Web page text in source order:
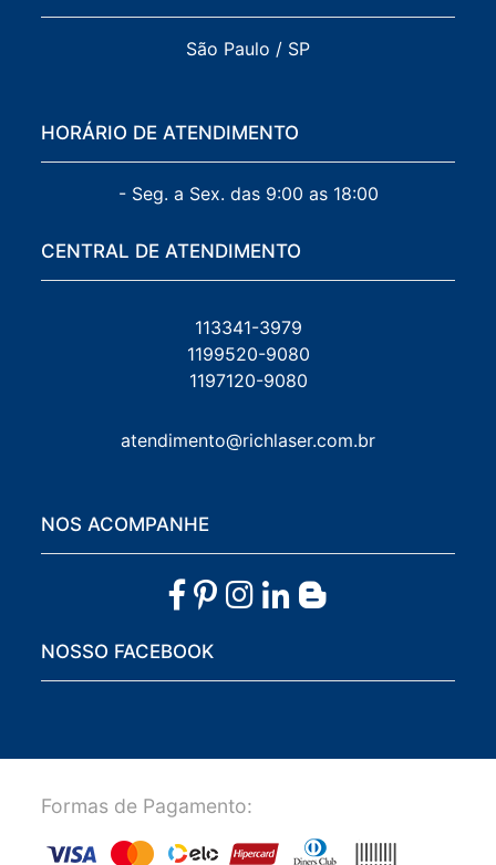
São Paulo / SP
HORÁRIO DE ATENDIMENTO
- Seg. a Sex. das 9:00 as 18:00
CENTRAL DE ATENDIMENTO
113341-3979
1199520-9080
1197120-9080
atendimento@richlaser.com.br
NOS ACOMPANHE
NOSSO FACEBOOK
Formas de Pagamento: